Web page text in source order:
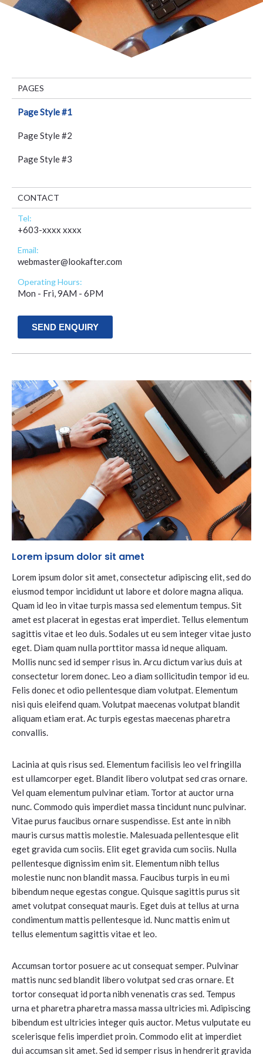
PAGES
Page Style #1
Page Style #2
Page Style #3
CONTACT
Tel:
+603-xxxx xxxx
Email:
webmaster@lookafter.com
Operating Hours:
Mon - Fri, 9AM - 6PM
SEND ENQUIRY
Lorem ipsum dolor sit amet
Lorem ipsum dolor sit amet, consectetur adipiscing elit, sed do
eiusmod tempor incididunt ut labore et dolore magna aliqua.
Quam id leo in vitae turpis massa sed elementum tempus. Sit
amet est placerat in egestas erat imperdiet. Tellus elementum
sagittis vitae et leo duis. Sodales ut eu sem integer vitae justo
eget. Diam quam nulla porttitor massa id neque aliquam.
Mollis nunc sed id semper risus in. Arcu dictum varius duis at
consectetur lorem donec. Leo a diam sollicitudin tempor id eu.
Felis donec et odio pellentesque diam volutpat. Elementum
nisi quis eleifend quam. Volutpat maecenas volutpat blandit
aliquam etiam erat. Ac turpis egestas maecenas pharetra
convallis.
Lacinia at quis risus sed. Elementum facilisis leo vel fringilla
est ullamcorper eget. Blandit libero volutpat sed cras ornare.
Vel quam elementum pulvinar etiam. Tortor at auctor urna
nunc. Commodo quis imperdiet massa tincidunt nunc pulvinar.
Vitae purus faucibus ornare suspendisse. Est ante in nibh
mauris cursus mattis molestie. Malesuada pellentesque elit
eget gravida cum sociis. Elit eget gravida cum sociis. Nulla
pellentesque dignissim enim sit. Elementum nibh tellus
molestie nunc non blandit massa. Faucibus turpis in eu mi
bibendum neque egestas congue. Quisque sagittis purus sit
amet volutpat consequat mauris. Eget duis at tellus at urna
condimentum mattis pellentesque id. Nunc mattis enim ut
tellus elementum sagittis vitae et leo.
Accumsan tortor posuere ac ut consequat semper. Pulvinar
mattis nunc sed blandit libero volutpat sed cras ornare. Et
tortor consequat id porta nibh venenatis cras sed. Tempus
urna et pharetra pharetra massa massa ultricies mi. Adipiscing
bibendum est ultricies integer quis auctor. Metus vulputate eu
scelerisque felis imperdiet proin. Commodo elit at imperdiet
dui accumsan sit amet. Sed id semper risus in hendrerit gravida